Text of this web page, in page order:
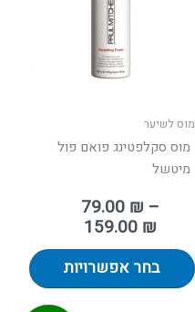
מוס לשיער
מוס סקלפטינג פואם פול
מיטשל
79.00 ₪ –
159.00 ₪
בחר אפשרויות